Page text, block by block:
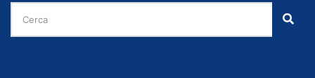
CERCA
PER: